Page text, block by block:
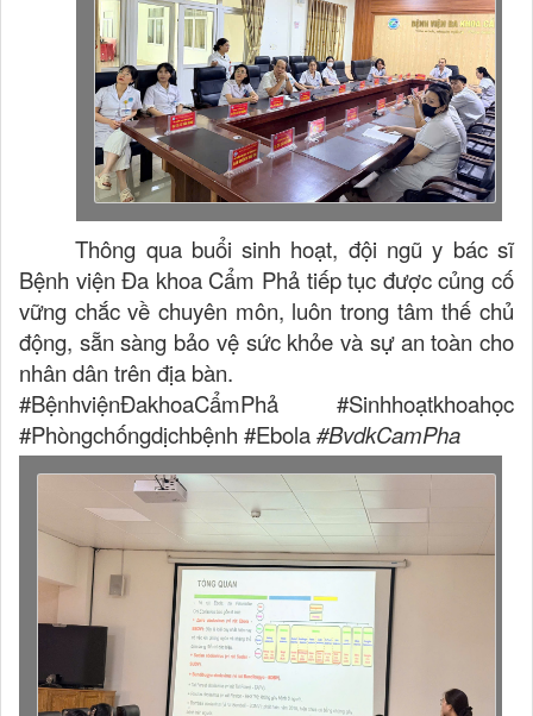
Thông qua buổi sinh hoạt, đội ngũ y bác sĩ
Bệnh viện Đa khoa Cẩm Phả tiếp tục được củng cố
vững chắc về chuyên môn, luôn trong tâm thế chủ
động, sẵn sàng bảo vệ sức khỏe và sự an toàn cho
nhân dân trên địa bàn.
#BệnhviệnĐakhoaCẩmPhả #Sinhhoạtkhoahọc
#Phòngchốngdịchbệnh #Ebola#BvdkCamPha